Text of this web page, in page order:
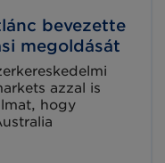
bevezette
megoldását
azzal is
hogy
ún. „Recall
melynek